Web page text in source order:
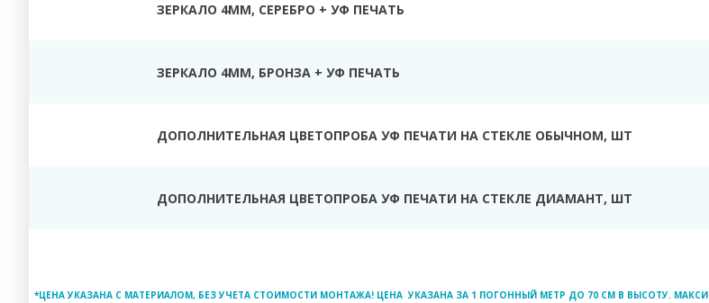
ЗЕРКАЛО 4ММ, СЕРЕБРО + УФ ПЕЧАТЬ
ЗЕРКАЛО 4ММ, БРОНЗА + УФ ПЕЧАТЬ
ДОПОЛНИТЕЛЬНАЯ ЦВЕТОПРОБА УФ ПЕЧАТИ НА СТЕКЛЕ ОБЫЧНОМ, ШТ
ДОПОЛНИТЕЛЬНАЯ ЦВЕТОПРОБА УФ ПЕЧАТИ НА СТЕКЛЕ ДИАМАНТ, ШТ
*ЦЕНА УКАЗАНА С МАТЕРИАЛОМ, БЕЗ УЧЕТА СТОИМОСТИ МОНТАЖА! ЦЕНА УКАЗАНА ЗА 1 ПОГОННЫЙ МЕТР ДО 70 СМ В ВЫСОТУ.